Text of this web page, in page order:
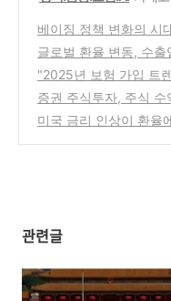
베이징 정책 변화의 시
목해야 하나?
(0)
글로벌 환율 변동, 수출
야 할 리스크 대응과 헤
"2025년 보험 가입 트
은 이것!""내 나이에 가
증권 주식투자, 주식 수익률 계산기 + 초보 투
자자 필독 가이드
(0)
미국 금리 인상이 환율
관련글